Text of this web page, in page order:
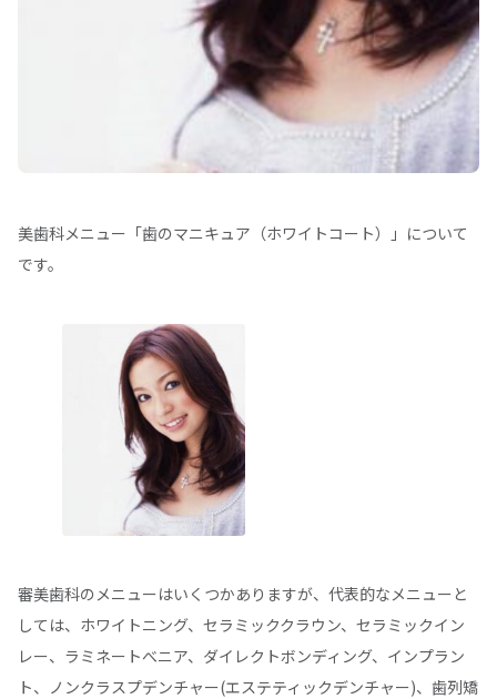
美歯科メニュー「歯のマニキュア（ホワイトコート）」について
です。
審美歯科のメニューはいくつかありますが、代表的なメニューと
しては、ホワイトニング、セラミッククラウン、セラミックイン
レー、ラミネートべニア、ダイレクトボンディング、インプラン
ト、ノンクラスプデンチャー(エステティックデンチャー)、歯列矯